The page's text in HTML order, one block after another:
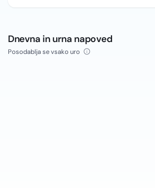
Dnevna in urna napoved
Posodablja se vsako uro